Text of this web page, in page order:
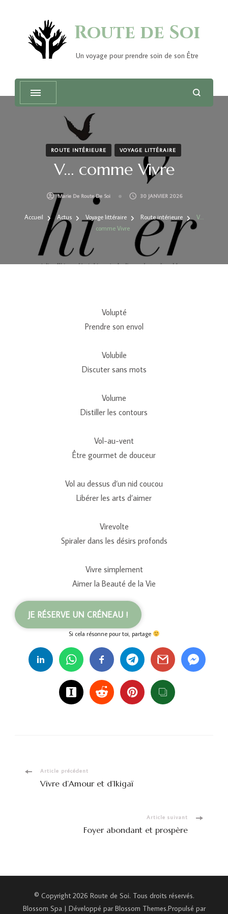
Route de Soi
Un voyage pour prendre soin de son Être
ROUTE INTÉRIEURE VOYAGE LITTÉRAIRE
V… comme Vivre
Marie De Route De Soi 30 JANVIER 2026
Accueil Actus Voyage littéraire Route intérieure
V…
comme Vivre
Volupté
Prendre son envol
Volubile
Discuter sans mots
Volume
Distiller les contours
Vol-au-vent
Être gourmet de douceur
Vol au dessus d’un nid coucou
Libérer les arts d’aimer
Virevolte
Spiraler dans les désirs profonds
Vivre simplement
Aimer la Beauté de la Vie
JE RÉSERVE UN CRÉNEAU !
Si cela résonne pour toi, partage
Navigation
Article précédent
Vivre d’Amour et d’Ikigaï
Article suivant
Foyer abondant et prospère
© Copyright 2026 Route de Soi. Tous droits réservés.
Blossom Spa | Développé parBlossom Themes.Propulsé par